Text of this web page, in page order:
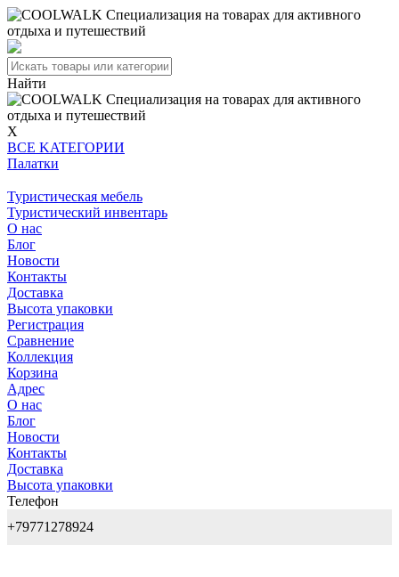
Найти
X
BCE KATEГОPИИ
Палатки
Туристическая мебель
Туристический инвентарь
О нас
Блог
Новости
Контакты
Доставка
Высота упаковки
Регистрация
Сравнение
Коллекция
Корзина
Адрес
О нас
Блог
Новости
Контакты
Доставка
Высота упаковки
Телефон
+79771278924